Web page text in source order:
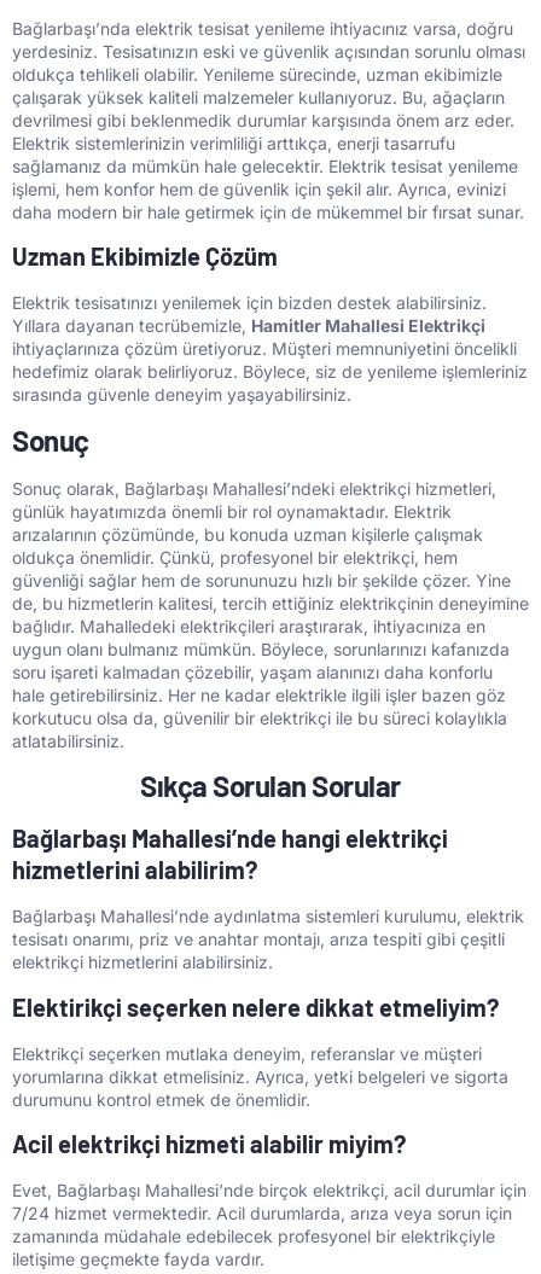
Bağlarbaşı’nda elektrik tesisat yenileme ihtiyacınız varsa, doğru
yerdesiniz. Tesisatınızın eski ve güvenlik açısından sorunlu olması
oldukça tehlikeli olabilir. Yenileme sürecinde, uzman ekibimizle
çalışarak yüksek kaliteli malzemeler kullanıyoruz. Bu, ağaçların
devrilmesi gibi beklenmedik durumlar karşısında önem arz eder.
Elektrik sistemlerinizin verimliliği arttıkça, enerji tasarrufu
sağlamanız da mümkün hale gelecektir. Elektrik tesisat yenileme
işlemi, hem konfor hem de güvenlik için şekil alır. Ayrıca, evinizi
daha modern bir hale getirmek için de mükemmel bir fırsat sunar.
Uzman Ekibimizle Çözüm
Elektrik tesisatınızı yenilemek için bizden destek alabilirsiniz.
Yıllara dayanan tecrübemizle, Hamitler Mahallesi Elektrikçi
ihtiyaçlarınıza çözüm üretiyoruz. Müşteri memnuniyetini öncelikli
hedefimiz olarak belirliyoruz. Böylece, siz de yenileme işlemleriniz
sırasında güvenle deneyim yaşayabilirsiniz.
Sonuç
Sonuç olarak, Bağlarbaşı Mahallesi’ndeki elektrikçi hizmetleri,
günlük hayatımızda önemli bir rol oynamaktadır. Elektrik
arızalarının çözümünde, bu konuda uzman kişilerle çalışmak
oldukça önemlidir. Çünkü, profesyonel bir elektrikçi, hem
güvenliği sağlar hem de sorununuzu hızlı bir şekilde çözer. Yine
de, bu hizmetlerin kalitesi, tercih ettiğiniz elektrikçinin deneyimine
bağlıdır. Mahalledeki elektrikçileri araştırarak, ihtiyacınıza en
uygun olanı bulmanız mümkün. Böylece, sorunlarınızı kafanızda
soru işareti kalmadan çözebilir, yaşam alanınızı daha konforlu
hale getirebilirsiniz. Her ne kadar elektrikle ilgili işler bazen göz
korkutucu olsa da, güvenilir bir elektrikçi ile bu süreci kolaylıkla
atlatabilirsiniz.
Sıkça Sorulan Sorular
Bağlarbaşı Mahallesi’nde hangi elektrikçi
hizmetlerini alabilirim?
Bağlarbaşı Mahallesi’nde aydınlatma sistemleri kurulumu, elektrik
tesisatı onarımı, priz ve anahtar montajı, arıza tespiti gibi çeşitli
elektrikçi hizmetlerini alabilirsiniz.
Elektirikçi seçerken nelere dikkat etmeliyim?
Elektrikçi seçerken mutlaka deneyim, referanslar ve müşteri
yorumlarına dikkat etmelisiniz. Ayrıca, yetki belgeleri ve sigorta
durumunu kontrol etmek de önemlidir.
Acil elektrikçi hizmeti alabilir miyim?
Evet, Bağlarbaşı Mahallesi’nde birçok elektrikçi, acil durumlar için
7/24 hizmet vermektedir. Acil durumlarda, arıza veya sorun için
zamanında müdahale edebilecek profesyonel bir elektrikçiyle
iletişime geçmekte fayda vardır.